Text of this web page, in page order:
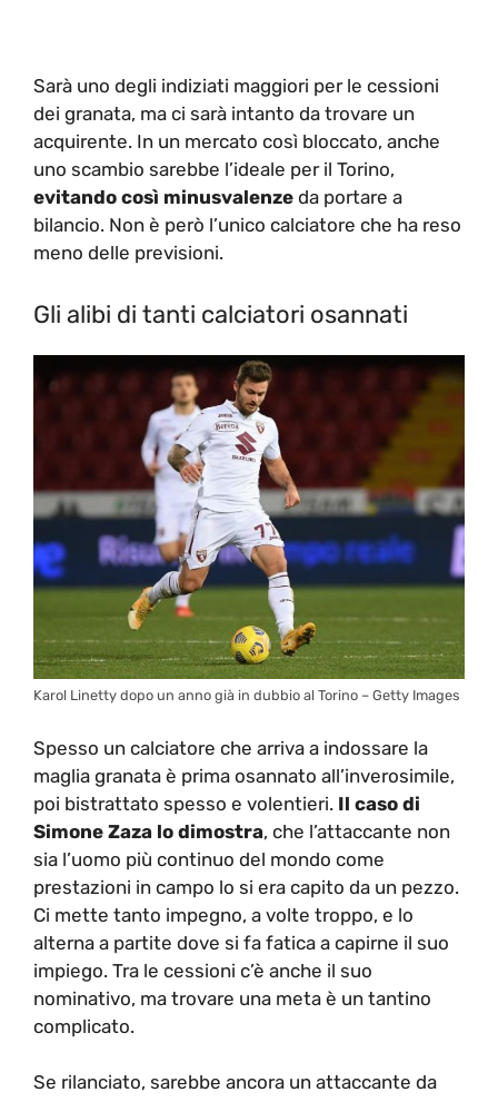
Sarà uno degli indiziati maggiori per le cessioni
dei granata, ma ci sarà intanto da trovare un
acquirente. In un mercato così bloccato, anche
uno scambio sarebbe l’ideale per il Torino,
evitando così minusvalenze da portare a
bilancio. Non è però l’unico calciatore che ha reso
meno delle previsioni.
Gli alibi di tanti calciatori osannati
Karol Linetty dopo un anno già in dubbio al Torino – Getty Images
Spesso un calciatore che arriva a indossare la
maglia granata è prima osannato all’inverosimile,
poi bistrattato spesso e volentieri. Il caso di
Simone Zaza lo dimostra, che l’attaccante non
sia l’uomo più continuo del mondo come
prestazioni in campo lo si era capito da un pezzo.
Ci mette tanto impegno, a volte troppo, e lo
alterna a partite dove si fa fatica a capirne il suo
impiego. Tra le cessioni c’è anche il suo
nominativo, ma trovare una meta è un tantino
complicato.
Se rilanciato, sarebbe ancora un attaccante da